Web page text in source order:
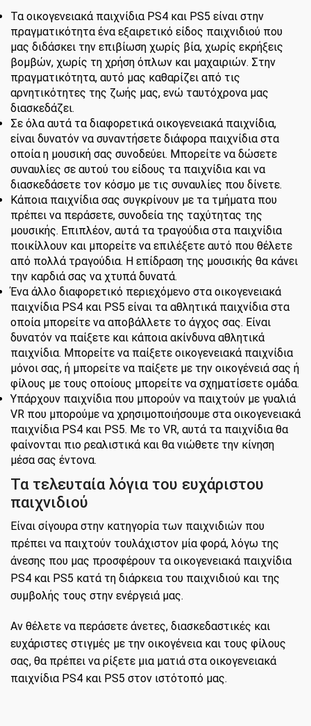
Τα οικογενειακά παιχνίδια PS4 και PS5 είναι στην
πραγματικότητα ένα εξαιρετικό είδος παιχνιδιού που
μας διδάσκει την επιβίωση χωρίς βία, χωρίς εκρήξεις
βομβών, χωρίς τη χρήση όπλων και μαχαιριών. Στην
πραγματικότητα, αυτό μας καθαρίζει από τις
αρνητικότητες της ζωής μας, ενώ ταυτόχρονα μας
διασκεδάζει.
Σε όλα αυτά τα διαφορετικά οικογενειακά παιχνίδια,
είναι δυνατόν να συναντήσετε διάφορα παιχνίδια στα
οποία η μουσική σας συνοδεύει. Μπορείτε να δώσετε
συναυλίες σε αυτού του είδους τα παιχνίδια και να
διασκεδάσετε τον κόσμο με τις συναυλίες που δίνετε.
Κάποια παιχνίδια σας συγκρίνουν με τα τμήματα που
πρέπει να περάσετε, συνοδεία της ταχύτητας της
μουσικής. Επιπλέον, αυτά τα τραγούδια στα παιχνίδια
ποικίλλουν και μπορείτε να επιλέξετε αυτό που θέλετε
από πολλά τραγούδια. Η επίδραση της μουσικής θα κάνει
την καρδιά σας να χτυπά δυνατά.
Ένα άλλο διαφορετικό περιεχόμενο στα οικογενειακά
παιχνίδια PS4 και PS5 είναι τα αθλητικά παιχνίδια στα
οποία μπορείτε να αποβάλλετε το άγχος σας. Είναι
δυνατόν να παίξετε και κάποια ακίνδυνα αθλητικά
παιχνίδια. Μπορείτε να παίξετε οικογενειακά παιχνίδια
μόνοι σας, ή μπορείτε να παίξετε με την οικογένειά σας ή
φίλους με τους οποίους μπορείτε να σχηματίσετε ομάδα.
Υπάρχουν παιχνίδια που μπορούν να παιχτούν με γυαλιά
VR που μπορούμε να χρησιμοποιήσουμε στα οικογενειακά
παιχνίδια PS4 και PS5. Με το VR, αυτά τα παιχνίδια θα
φαίνονται πιο ρεαλιστικά και θα νιώθετε την κίνηση
μέσα σας έντονα.
Τα τελευταία λόγια του ευχάριστου
παιχνιδιού
Είναι σίγουρα στην κατηγορία των παιχνιδιών που
πρέπει να παιχτούν τουλάχιστον μία φορά, λόγω της
άνεσης που μας προσφέρουν τα οικογενειακά παιχνίδια
PS4 και PS5 κατά τη διάρκεια του παιχνιδιού και της
συμβολής τους στην ενέργειά μας.
Αν θέλετε να περάσετε άνετες, διασκεδαστικές και
ευχάριστες στιγμές με την οικογένεια και τους φίλους
σας, θα πρέπει να ρίξετε μια ματιά στα οικογενειακά
παιχνίδια PS4 και PS5 στον ιστότοπό μας.